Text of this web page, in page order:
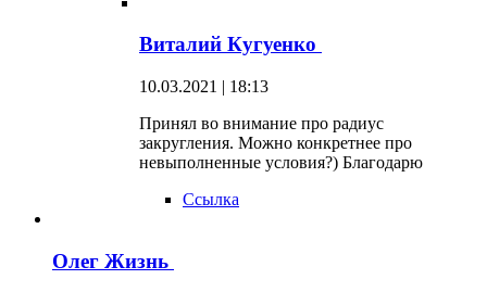
Виталий Кугуенко
10.03.2021 | 18:13
Принял во внимание про радиус
закругления. Можно конкретнее про
невыполненные условия?) Благодарю
Ссылка
Олег Жизнь